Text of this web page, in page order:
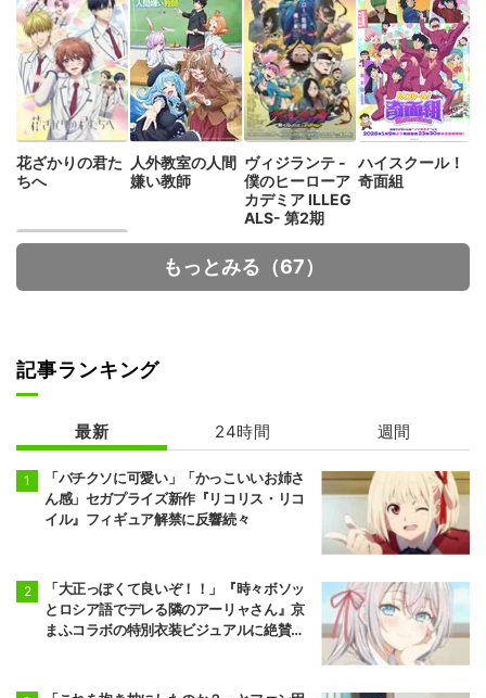
花ざかりの君た
ちへ
人外教室の人間
嫌い教師
ヴィジランテ -
僕のヒーローア
カデミア ILLEG
ALS- 第2期
ハイスクール！
奇面組
もっとみる（67）
記事ランキング
最新 24時間 週間
「バチクソに可愛い」「かっこいいお姉さ
ん感」セガプライズ新作『リコリス・リコ
イル』フィギュア解禁に反響続々
「大正っぽくて良いぞ！！」『時々ボソッ
とロシア語でデレる隣のアーリャさん』京
まふコラボの特別衣装ビジュアルに絶賛の